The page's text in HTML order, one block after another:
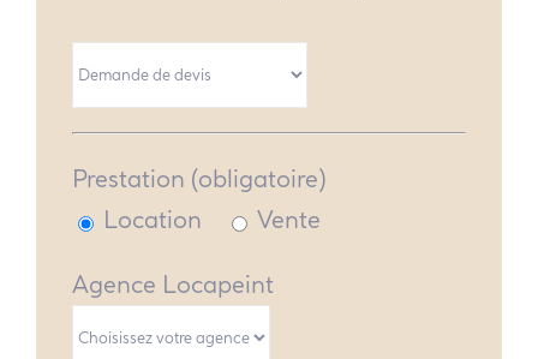
Prestation (obligatoire)
Location
Vente
Agence Locapeint